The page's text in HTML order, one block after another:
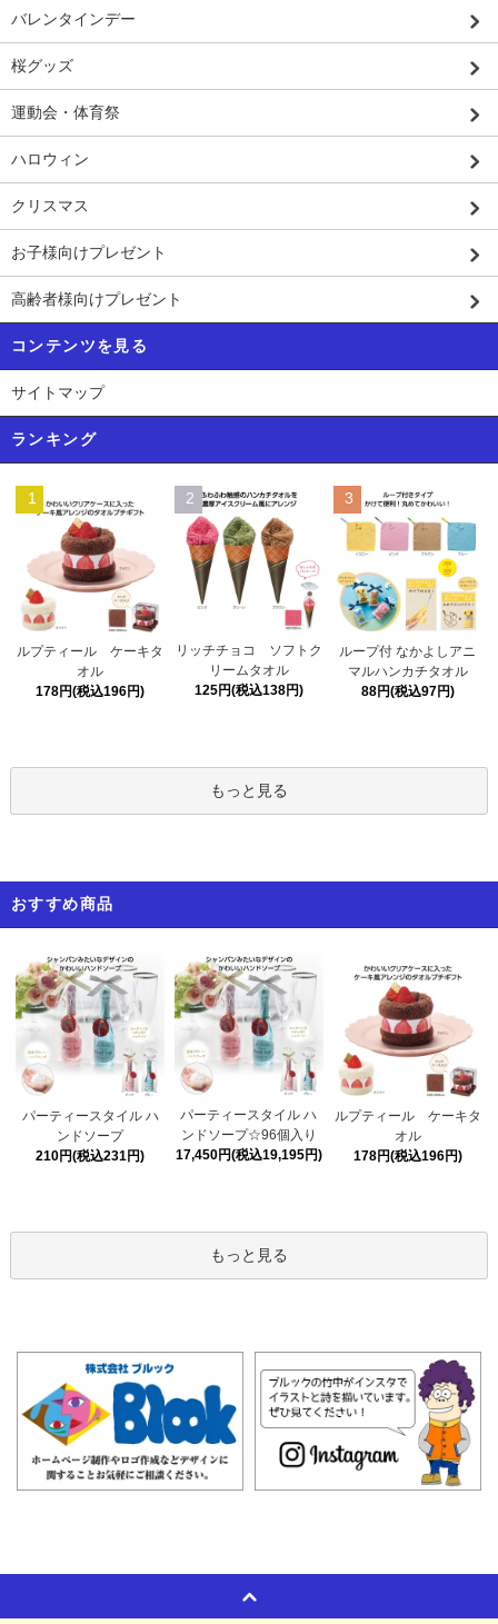
バレンタインデー
桜グッズ
運動会・体育祭
ハロウィン
クリスマス
お子様向けプレゼント
高齢者様向けプレゼント
コンテンツを見る
サイトマップ
ランキング
1
ルプティール ケーキタ
オル
178円(税込196円)
2
リッチチョコ ソフトク
リームタオル
125円(税込138円)
3
ループ付 なかよしアニ
マルハンカチタオル
88円(税込97円)
もっと見る
おすすめ商品
パーティースタイル ハ
ンドソープ
210円(税込231円)
パーティースタイル ハ
ンドソープ☆96個入り
17,450円(税込19,195円)
ルプティール ケーキタ
オル
178円(税込196円)
もっと見る